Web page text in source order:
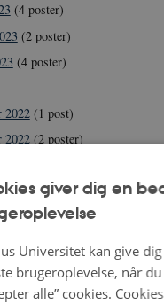
(4 poster)
(2 poster)
(4 poster)
2022(1 post)
2022(2 poster)
2022(4 poster)
(4 poster)
(1 post)
(6 poster)
giver dig en
Universitet kan give
brugeroplevelse, når
alle” cookies.